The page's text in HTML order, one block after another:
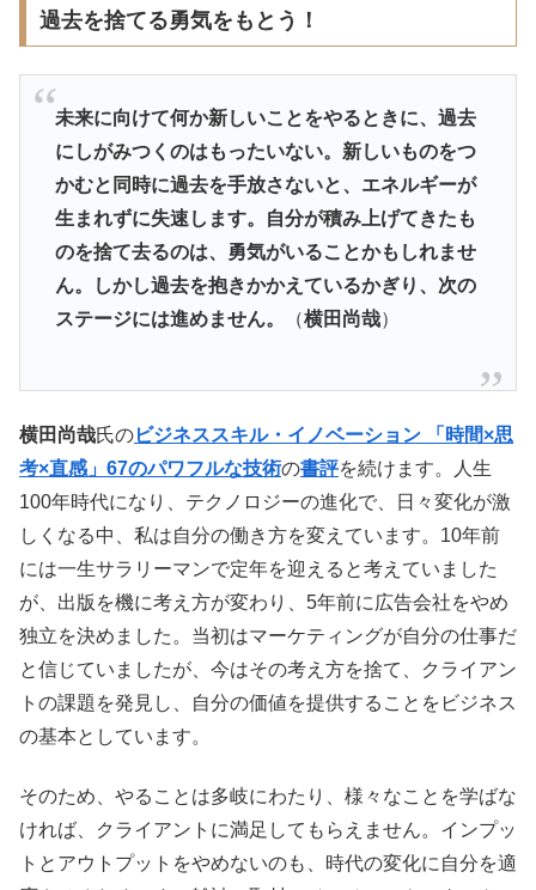
過去を捨てる勇気をもとう！
未来に向けて何か新しいことをやるときに、過去
にしがみつくのはもったいない。新しいものをつ
かむと同時に過去を手放さないと、エネルギーが
生まれずに失速します。自分が積み上げてきたも
のを捨て去るのは、勇気がいることかもしれませ
ん。しかし過去を抱きかかえているかぎり、次の
ステージには進めません。
（横田尚哉）
横田尚哉氏のビジネススキル・イノベーション 「時間×思
考×直感」67のパワフルな技術の書評を続けます。人生
100年時代になり、テクノロジーの進化で、日々変化が激
しくなる中、私は自分の働き方を変えています。10年前
には一生サラリーマンで定年を迎えると考えていました
が、出版を機に考え方が変わり、5年前に広告会社をやめ
独立を決めました。当初はマーケティングが自分の仕事だ
と信じていましたが、今はその考え方を捨て、クライアン
トの課題を発見し、自分の価値を提供することをビジネス
の基本としています。
そのため、やることは多岐にわたり、様々なことを学ばな
ければ、クライアントに満足してもらえません。インプッ
トとアウトプットをやめないのも、時代の変化に自分を適